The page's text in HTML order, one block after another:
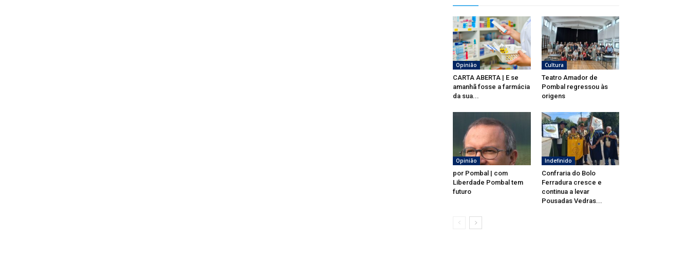
Opinião
CARTA ABERTA | E se
amanhã fosse a farmácia
da sua...
Cultura
Teatro Amador de
Pombal regressou às
origens
Opinião
por Pombal | com
Liberdade Pombal tem
futuro
Indefinido
Confraria do Bolo
Ferradura cresce e
continua a levar
Pousadas Vedras...